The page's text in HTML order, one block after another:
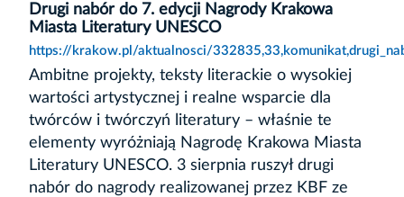
Drugi nabór do 7. edycji Nagrody Krakowa
Miasta Literatury UNESCO
https://krakow.pl/aktualnosci/
Ambitne projekty, teksty literackie o wysokiej
wartości artystycznej i realne wsparcie dla
twórców i twórczyń literatury – właśnie te
elementy wyróżniają Nagrodę Krakowa Miasta
Literatury UNESCO. 3 sierpnia ruszył drugi
nabór do nagrody realizowanej przez KBF ze